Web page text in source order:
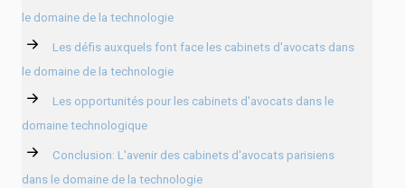
le domaine de la technologie
Les défis auxquels font face les cabinets d'avocats dans
le domaine de la technologie
Les opportunités pour les cabinets d'avocats dans le
domaine technologique
Conclusion: L'avenir des cabinets d'avocats parisiens
dans le domaine de la technologie